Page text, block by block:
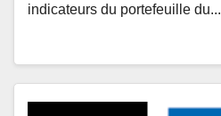
indicateurs du portefeuille du...